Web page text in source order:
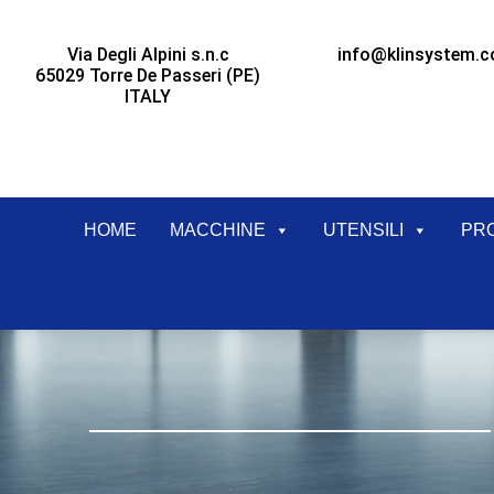
Via Degli Alpini s.n.c
65029 Torre De Passeri (PE)
ITALY
HOME MACCHINE UTENSILI